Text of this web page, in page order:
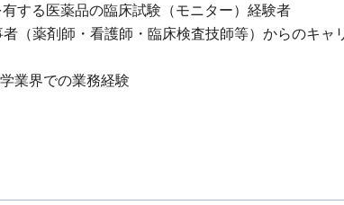
有する医薬品の臨床試験（モニター）経験者
者（薬剤師・看護師・臨床検査技師等）からのキャ
業界での業務経験